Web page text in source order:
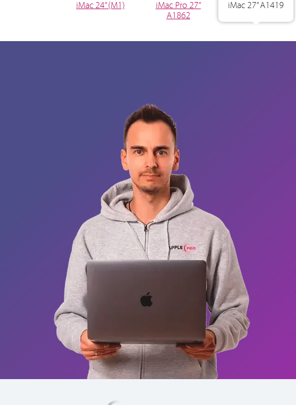
iMac 24” (M1)
iMac Pro 27”
A1862
iMac 27” A1419